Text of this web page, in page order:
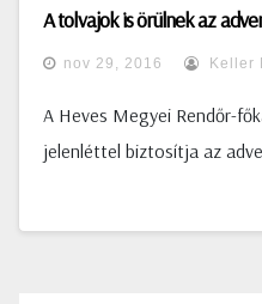
A tolvajok is örülnek az
nov 29, 2016 Keller
A Heves Megyei Rendőr-
jelenléttel biztosítja az